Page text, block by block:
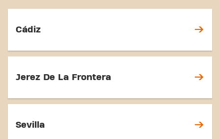
Cádiz
Jerez De La Frontera
Sevilla